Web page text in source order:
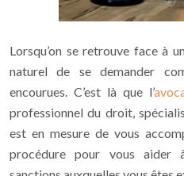
Lorsqu’on se retrouve face à
naturel de se demander
encourues. C’est là que l’
professionnel du droit,
est en mesure de vous
procédure pour vous aider